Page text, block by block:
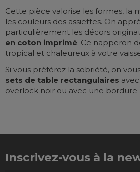
Cette pièce valorise les formes, la
les couleurs des assiettes. On
particulièrement les décors
en coton imprimé. Ce napperon
tropical et chaleureux à votre
Si vous préférez la sobriété, on
sets de table rectangulaires
overlock noir ou avec une bordure
Inscrivez-vous à la